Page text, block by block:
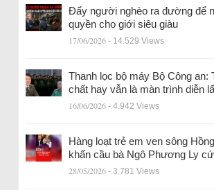
Đẩy người nghèo ra đường để
quyền cho giới siêu giàu
17/06/2026 - 14.529 Views
Thanh lọc bộ máy Bộ Công an:
chất hay vẫn là màn trình diễn
16/06/2026 - 4.942 Views
Hàng loạt trẻ em ven sông
khẩn cầu bà Ngô Phương Ly
28/05/2026 - 3.781 Views